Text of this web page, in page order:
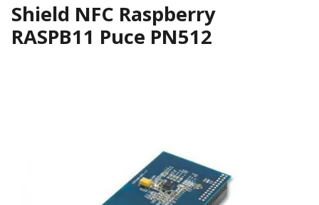
Shield NFC Raspberry
RASPB11 Puce PN512